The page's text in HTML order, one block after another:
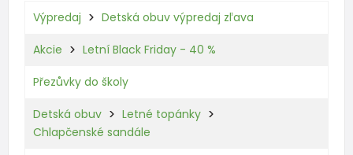
Výpredaj Detská obuv výpredaj zľava
Akcie Letní Black Friday - 40 %
Přezůvky do školy
Detská obuv
Letné topánky
Chlapčenské sandále